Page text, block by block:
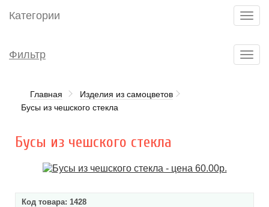
Категории
Фильтр
Главная
Изделия из самоцветов
Бусы из чешского стекла
Бусы из чешского стекла
Код товара: 1428